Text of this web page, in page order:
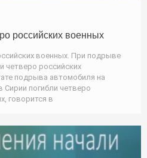
российских военных
военных. При подрыве
четверо российских
подрыва автомобиля на
Сирии погибли четверо
говорится в